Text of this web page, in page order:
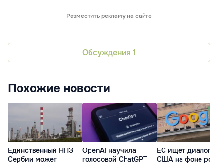
Разместить рекламу на сайте
Обсуждения 1
Похожие новости
Единственный НПЗ
Сербии может
OpenAI научила
голосовой ChatGPT
ЕС ищет диалог с
США на фоне